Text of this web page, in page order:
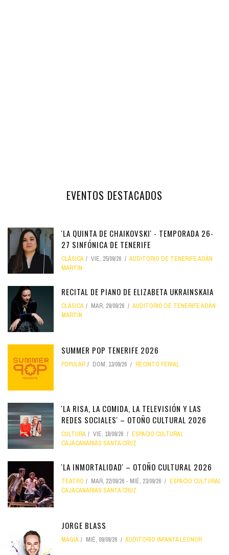
EVENTOS DESTACADOS
'LA QUINTA DE CHAIKOVSKI' - TEMPORADA 26-
27 SINFÓNICA DE TENERIFE
CLÁSICA VIE, 25/09/26
AUDITORIO DE TENERIFE ADÁN
MARTÍN
RECITAL DE PIANO DE ELIZABETA UKRAINSKAIA
CLÁSICA MAR, 29/09/26
AUDITORIO DE TENERIFE ADÁN
MARTÍN
SUMMER POP TENERIFE 2026
POPULAR DOM, 13/09/26 RECINTO FERIAL
'LA RISA, LA COMIDA, LA TELEVISIÓN Y LAS
REDES SOCIALES' – OTOÑO CULTURAL 2026
CULTURA VIE, 18/09/26
ESPACIO CULTURAL
CAJACANARIAS SANTA CRUZ
'LA INMORTALIDAD' – OTOÑO CULTURAL 2026
TEATRO MAR, 22/09/26 - MIÉ, 23/09/26
ESPACIO CULTURAL
CAJACANARIAS SANTA CRUZ
JORGE BLASS
MAGIA MIÉ, 09/09/26 AUDITORIO INFANTA LEONOR